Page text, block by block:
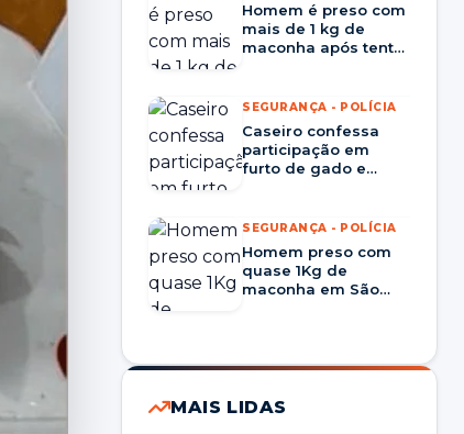
Homem é preso com
mais de 1 kg de
maconha após tentar
em Santa Maria
SEGURANÇA - POLÍCIA
Caseiro confessa
participação em
furto de gado e
em Rosário do Sul
SEGURANÇA - POLÍCIA
Homem preso com
quase 1Kg de
maconha em São
prisão
MAIS LIDAS